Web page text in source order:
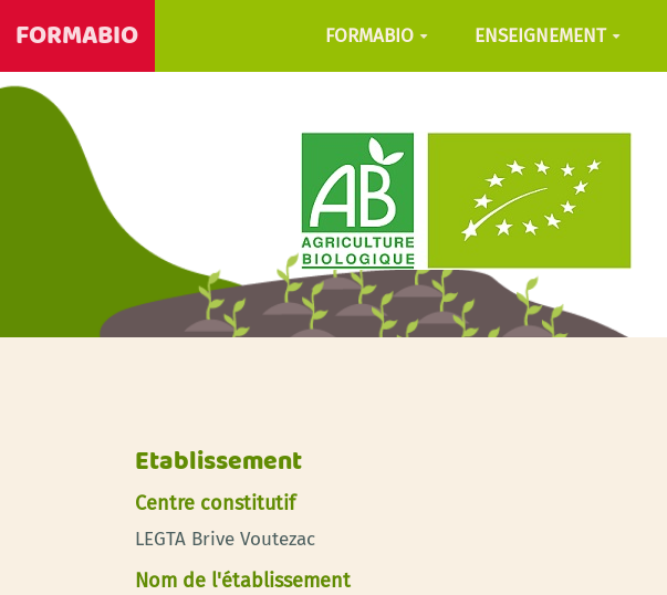
FORMABIO FORMABIO ENSEIGNEMENT
Etablissement
Centre constitutif
LEGTA Brive Voutezac
Nom de l'établissement